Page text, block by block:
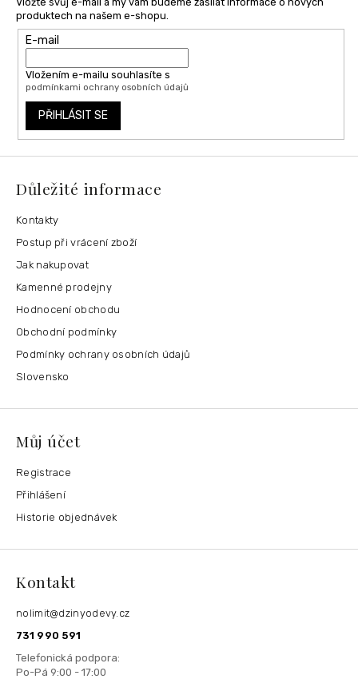
produktech na našem e-shopu.
E-mail
Vložením e-mailu souhlasíte s
podmínkami ochrany osobních údajů
PŘIHLÁSIT SE
Důležité informace
Kontakty
Postup při vrácení zboží
Jak nakupovat
Kamenné prodejny
Hodnocení obchodu
Obchodní podmínky
Podmínky ochrany osobních údajů
Slovensko
Můj účet
Registrace
Přihlášení
Historie objednávek
Kontakt
nolimit@dzinyodevy.cz
731 990 591